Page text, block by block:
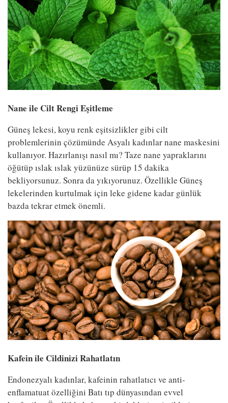
Nane ile Cilt Rengi Eşitleme
Güneş lekesi, koyu renk eşitsizlikler gibi cilt
problemlerinin çözümünde Asyalı kadınlar nane maskesini
kullanıyor. Hazırlanışı nasıl mı? Taze nane yapraklarını
öğütüp ıslak ıslak yüzünüze sürüp 15 dakika
bekliyorsunuz. Sonra da yıkıyorunuz. Özellikle Güneş
lekelerinden kurtulmak için leke gidene kadar günlük
bazda tekrar etmek önemli.
Kafein ile Cildinizi Rahatlatın
Endonezyalı kadınlar, kafeinin rahatlatıcı ve anti-
enflamatuat özelliğini Batı tıp dünyasından evvel